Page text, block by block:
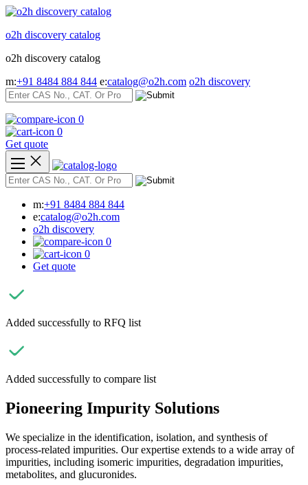
Skip
content
o2h discovery catalog
o2h discovery catalog
m:+91 8484 884 844 e:catalog@o2h.com o2h discovery
0
0
Get quote
m:+91 8484 884 844
e:catalog@o2h.com
o2h discovery
0
0
Get quote
Added successfully to RFQ list
Added successfully to compare list
Pioneering Impurity Solutions
We specialize in the identification, isolation, and synthesis of
process-related impurities. Our expertise extends to a wide array of
impurities, including isomeric impurities, degradation impurities,
metabolites, and glucuronides.